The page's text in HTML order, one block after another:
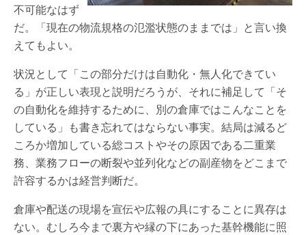
不可能なはず
だ。「現在の物流規格の氾濫状態のままでは」と言い換
えてもよい。
状況として「この部分だけは自動化・無人化できてい
る」が正しい表現と説明だろうが、それに補足して「そ
の自動化を維持するために、別の倉庫ではこんなことを
している」も書き忘れてはならない事実。結局は減るど
ころか増加している総コストやその原因である二重業
務、業務フローの断裂や並列化などの副産物をどこまで
許容するかは経営判断だ。
倉庫や配送の現場を宣伝や広報の具にすることに異存は
ない。むしろ今まで裏方や縁の下にあった基幹機能に照